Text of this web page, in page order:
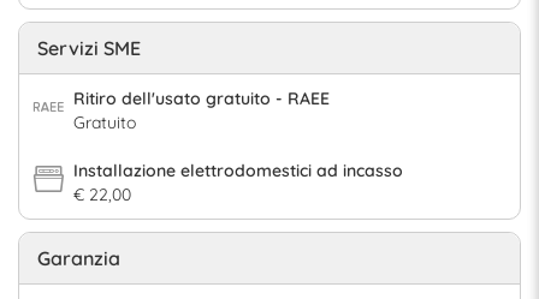
Servizi SME
Ritiro dell'usato gratuito - RAEE
Gratuito
Installazione elettrodomestici ad incasso
€ 22,00
Garanzia